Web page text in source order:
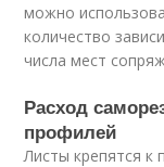
можно
количество
числа мест
Расход
профилей
Листы крепятся